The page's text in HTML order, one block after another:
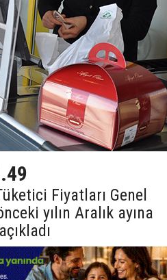
Fiyatları Genel
yılın Aralık ayına